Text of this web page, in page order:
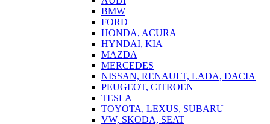
BMW
FORD
HONDA, ACURA
HYNDAI, KIA
MAZDA
MERCEDES
NISSAN, RENAULT, LADA, DACIA
PEUGEOT, CITROEN
TESLA
TOYOTA, LEXUS, SUBARU
VW, SKODA, SEAT